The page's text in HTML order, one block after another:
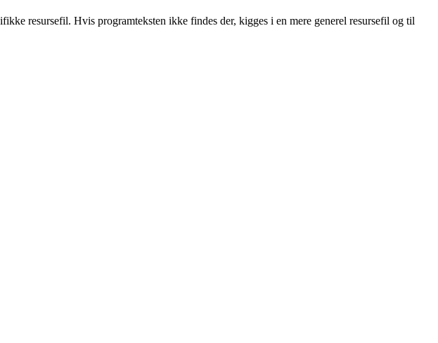
resursefil. Hvis programteksten ikke findes der, kigges i en mere generel resursefil og til